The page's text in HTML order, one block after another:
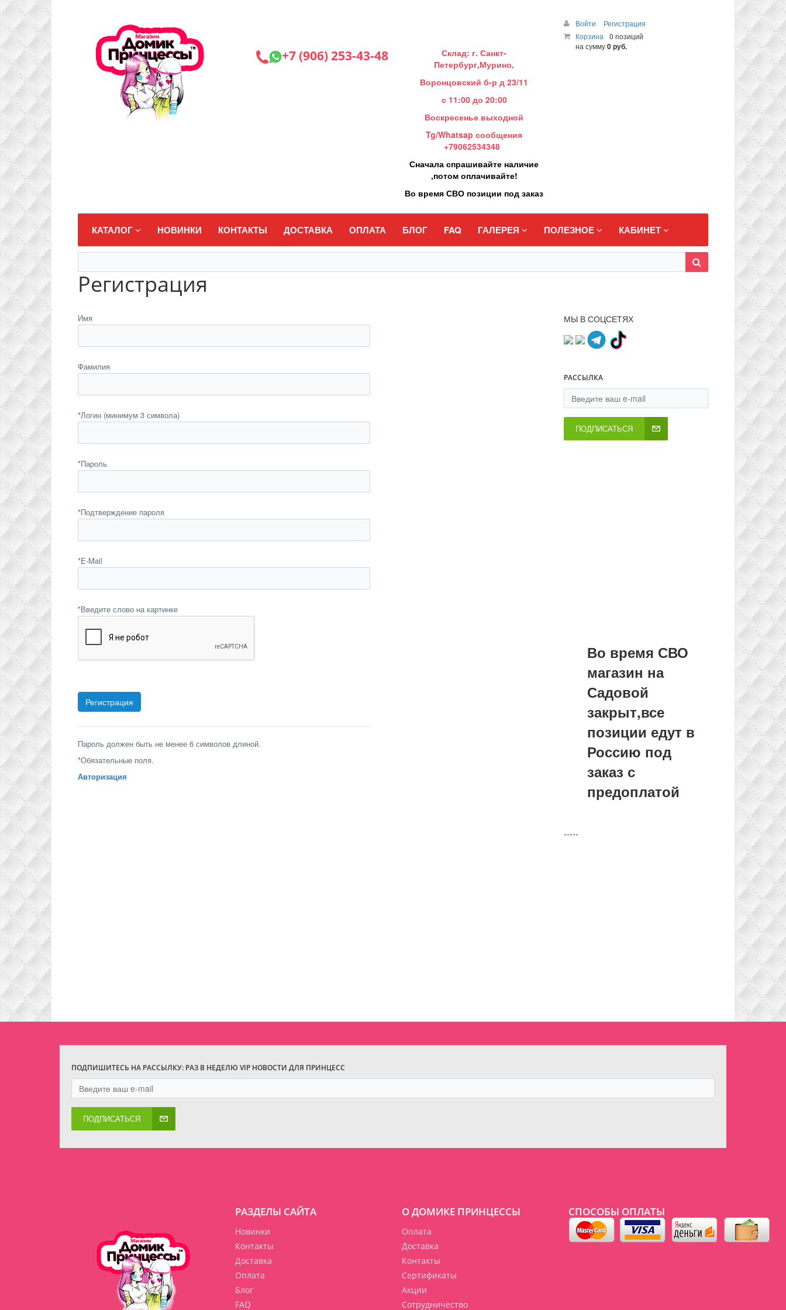
+7 (906) 253-43-48
Склад: г. Санкт-
Петербург,Мурино,
Воронцовский б-р д 23/11
с 11:00 до 20:00
Воскресенье выходной
Tg/Whatsap сообщения
+79062534348
Сначала спрашивайте наличие
,потом оплачивайте!
Во время СВО позиции под заказ
Войти
Регистрация
Корзина
0 позиций
на сумму0 руб.
КАТАЛОГ НОВИНКИ КОНТАКТЫ ДОСТАВКА ОПЛАТА БЛОГ FAQ ГАЛЕРЕЯ ПОЛЕЗНОЕ КАБИНЕТ
Регистрация
Имя
Фамилия
*Логин (минимум 3 символа)
*Пароль
*Подтверждение пароля
*E-Mail
*Введите слово на картинке
Пароль должен быть не менее 6 символов длиной.
*Обязательные поля.
Авторизация
МЫ В СОЦСЕТЯХ
РАССЫЛКА
ПОДПИСАТЬСЯ
Во время СВО
магазин на
Садовой
закрыт,все
позиции едут в
Россию под
заказ с
предоплатой
-----
ПОДПИШИТЕСЬ НА РАССЫЛКУ: РАЗ В НЕДЕЛЮ VIP НОВОСТИ ДЛЯ ПРИНЦЕСС
ПОДПИСАТЬСЯ
О ДОМИКЕ ПРИНЦЕССЫ
Оплата
Доставка
Контакты
Сертификаты
Акции
Сотрудничество
РАЗДЕЛЫ САЙТА
Новинки
Контакты
Доставка
Оплата
Блог
FAQ
СПОСОБЫ ОПЛАТЫ